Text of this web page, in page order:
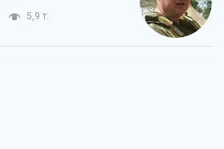
5,9 т.